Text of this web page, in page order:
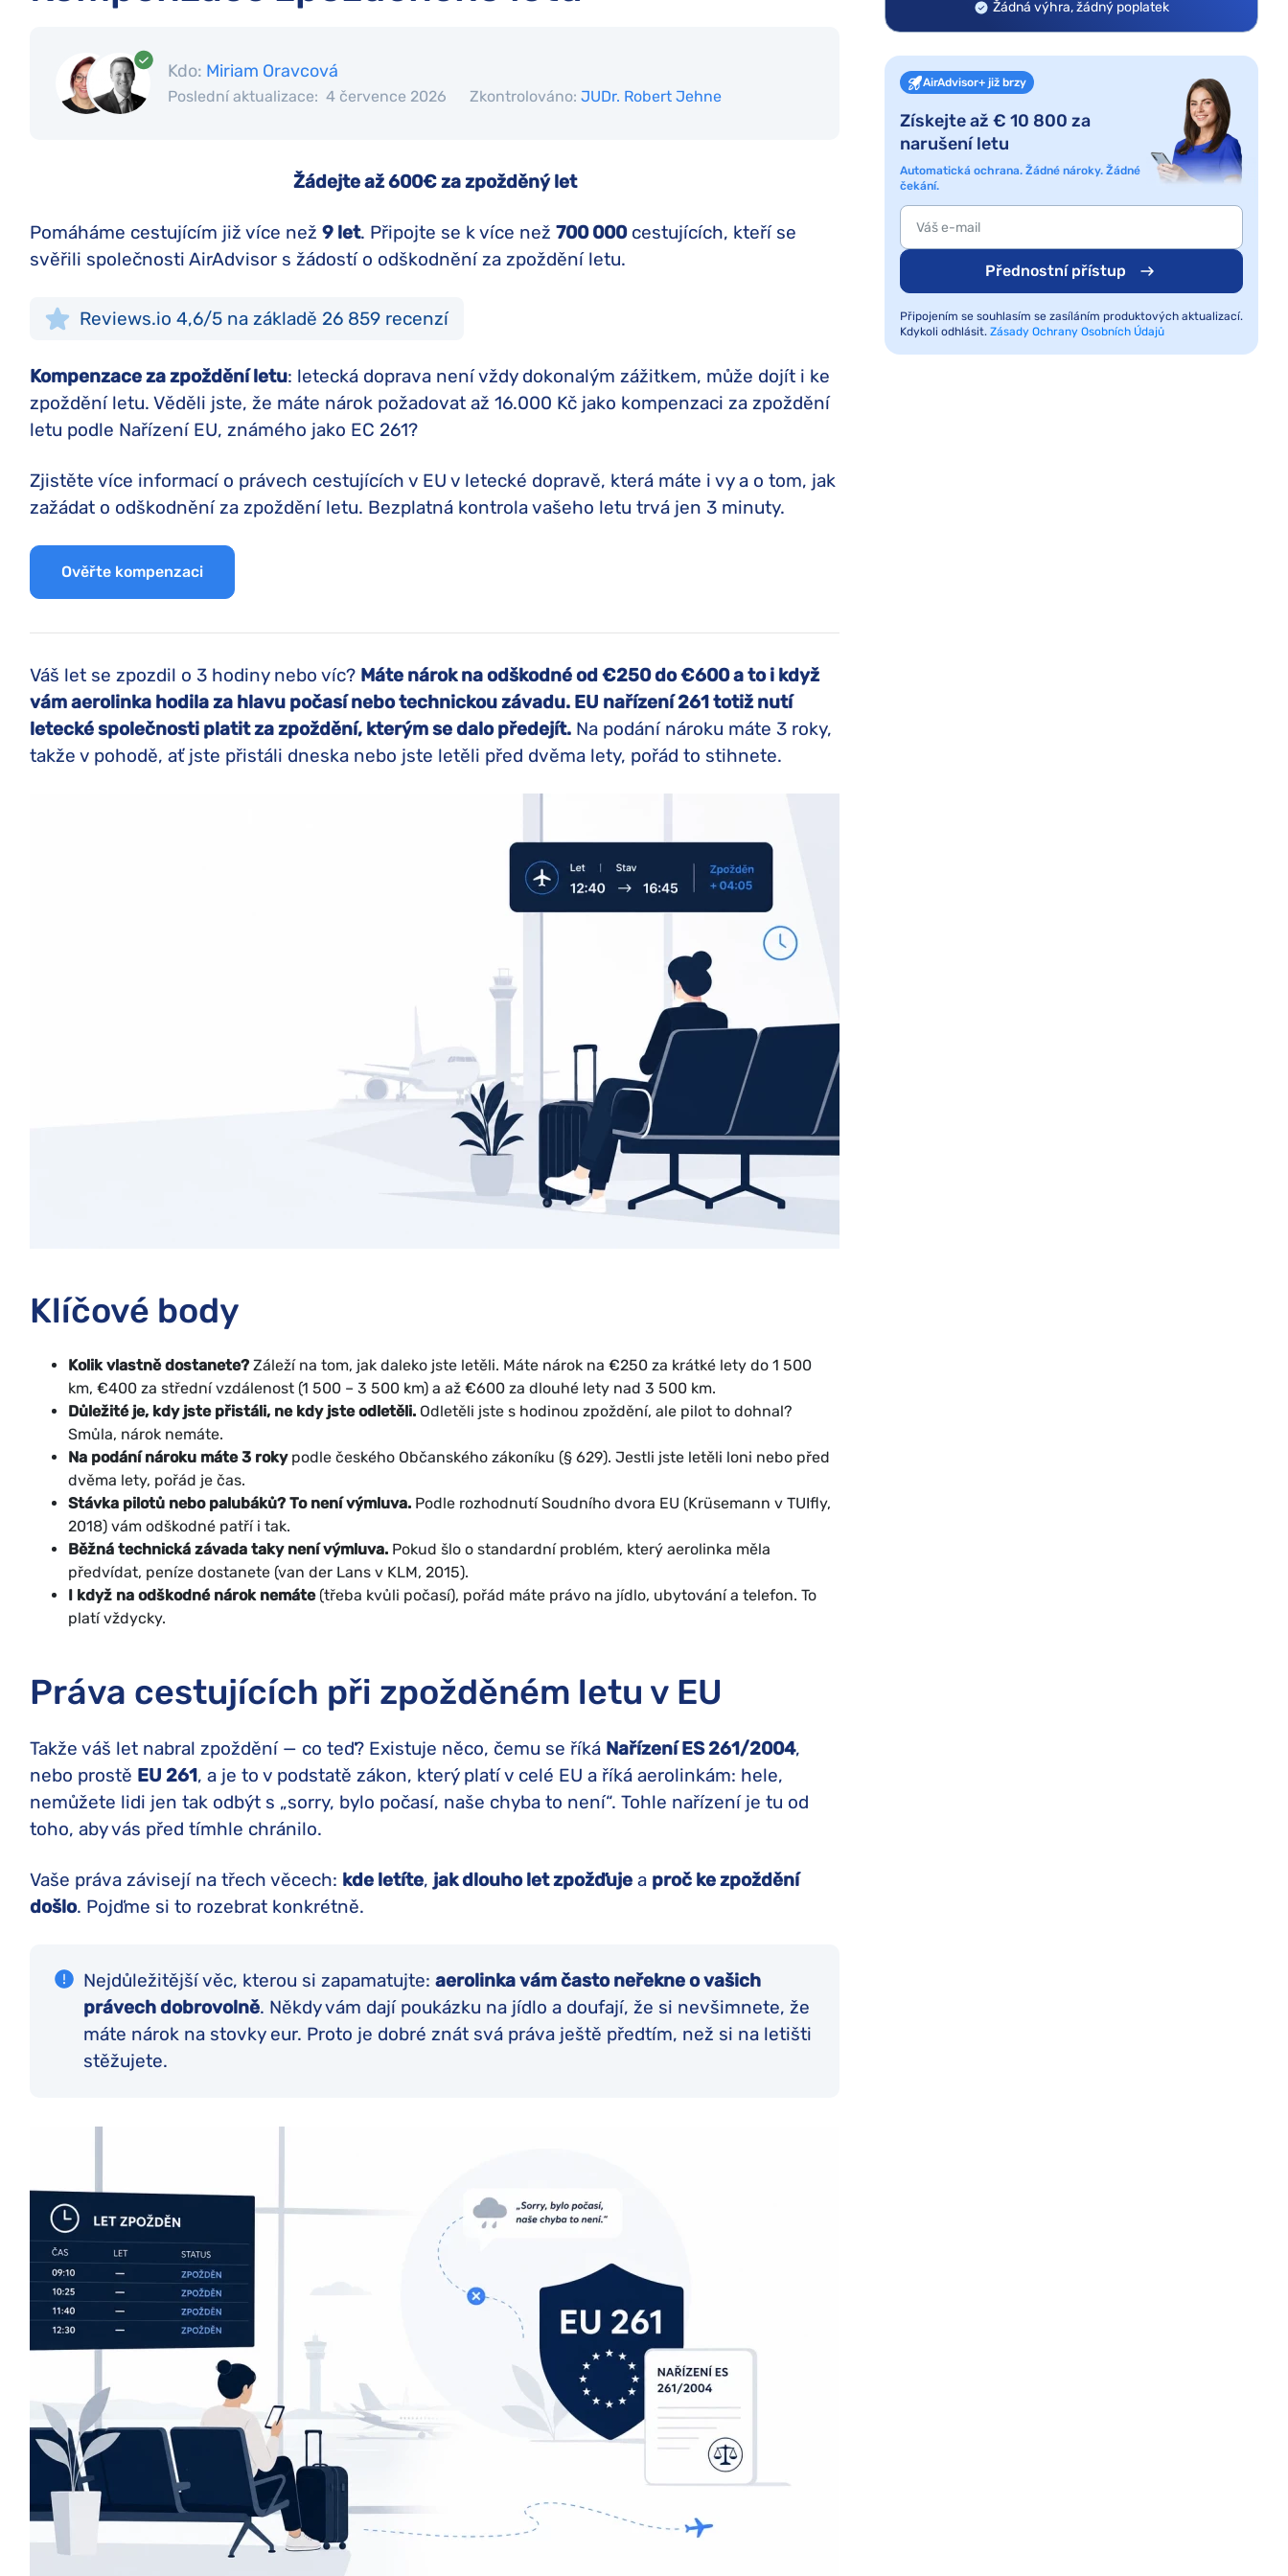
Kdo: Miriam Oravcová
Poslední aktualizace: 4 července 2026 Zkontrolováno: JUDr. Robert Jehne
Žádejte až 600€ za zpožděný let
Pomáháme cestujícím již více než 9 let. Připojte se k více než 700 000cestujících, kteří se
svěřili společnosti AirAdvisor s žádostí o odškodnění za zpoždění letu.
Reviews.io 4,6/5 na základě 26 859 recenzí
Kompenzace za zpoždění letu: letecká doprava není vždy dokonalým zážitkem, může dojít i ke
zpoždění letu. Věděli jste, že máte nárok požadovat až 16.000 Kč jako kompenzaci za zpoždění
letu podle Nařízení EU, známého jako EC 261?
Zjistěte více informací o právech cestujících v EU v letecké dopravě, která máte i vy a o tom, jak
zažádat o odškodnění za zpoždění letu. Bezplatná kontrola vašeho letu trvá jen 3 minuty.
Ověřte kompenzaci
Váš let se zpozdil o 3 hodiny nebo víc? Máte nárok na odškodné od €250 do €600 a to i když
vám aerolinka hodila za hlavu počasí nebo technickou závadu. EU nařízení 261 totiž nutí
letecké společnosti platit za zpoždění, kterým se dalo předejít. Na podání nároku máte 3 roky,
takže v pohodě, ať jste přistáli dneska nebo jste letěli před dvěma lety, pořád to stihnete.
Klíčové body
Kolik vlastně dostanete? Záleží na tom, jak daleko jste letěli. Máte nárok na €250 za krátké lety do 1 500
km, €400 za střední vzdálenost (1 500 – 3 500 km) a až €600 za dlouhé lety nad 3 500 km.
Důležité je, kdy jste přistáli, ne kdy jste odletěli. Odletěli jste s hodinou zpoždění, ale pilot to dohnal?
Smůla, nárok nemáte.
Na podání nároku máte 3 rokypodle českého Občanského zákoníku (§ 629). Jestli jste letěli loni nebo před
dvěma lety, pořád je čas.
Stávka pilotů nebo palubáků? To není výmluva. Podle rozhodnutí Soudního dvora EU (Krüsemann v TUIfly,
2018) vám odškodné patří i tak.
Běžná technická závada taky není výmluva. Pokud šlo o standardní problém, který aerolinka měla
předvídat, peníze dostanete (van der Lans v KLM, 2015).
I když na odškodné nárok nemáte(třeba kvůli počasí), pořád máte právo na jídlo, ubytování a telefon. To
platí vždycky.
Práva cestujících při zpožděném letu v EU
Takže váš let nabral zpoždění — co teď? Existuje něco, čemu se říká Nařízení ES 261/2004,
nebo prostě EU 261, a je to v podstatě zákon, který platí v celé EU a říká aerolinkám: hele,
nemůžete lidi jen tak odbýt s „sorry, bylo počasí, naše chyba to není“. Tohle nařízení je tu od
toho, aby vás před tímhle chránilo.
Vaše práva závisejí na třech věcech: kde letíte, jak dlouho let zpožďuje a proč ke zpoždění
došlo. Pojďme si to rozebrat konkrétně.
Nejdůležitější věc, kterou si zapamatujte: aerolinka vám často neřekne o vašich
právech dobrovolně. Někdy vám dají poukázku na jídlo a doufají, že si nevšimnete, že
máte nárok na stovky eur. Proto je dobré znát svá práva ještě předtím, než si na letišti
stěžujete.
Žádná výhra, žádný poplatek
AirAdvisor+ již brzy
Získejte až € 10 800 za
narušení letu
Automatická ochrana. Žádné nároky. Žádné
čekání.
Přednostní přístup
Připojením se souhlasím se zasíláním produktových aktualizací.
Kdykoli odhlásit. Zásady Ochrany Osobních Údajů